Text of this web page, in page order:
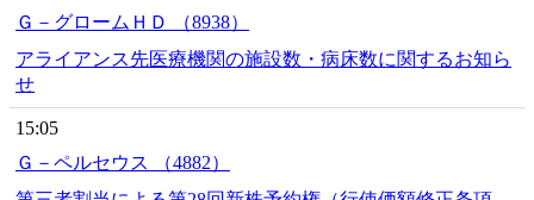
Ｇ－グロームＨＤ （8938）
アライアンス先医療機関の施設数・病床数に関するお知ら
せ
15:05
Ｇ－ペルセウス （4882）